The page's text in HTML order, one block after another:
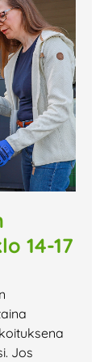
14-17
Jos